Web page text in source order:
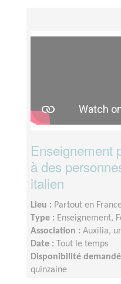
Enseignement
à des
italien
Lieu : Partout en
Type : Enseignement,
Association : Auxilia,
Date :
Tout le temps
Disponibilité
quinzaine